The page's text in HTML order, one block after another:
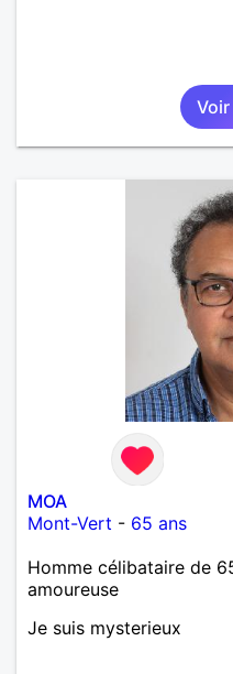
MOA
Mont-Vert - 65 ans
Homme célibataire de
amoureuse
Je suis mysterieux